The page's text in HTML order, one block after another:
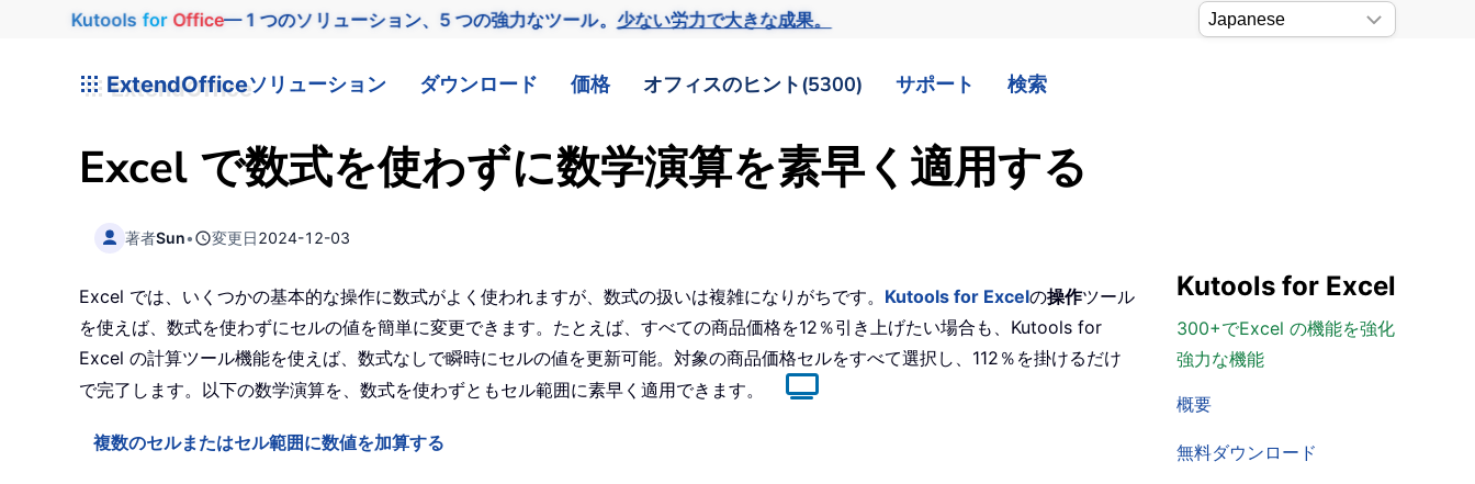
Kutools for Office— 1 つのソリューション、5 つの強力なツール。 少ない労力で大きな成果。
ExtendOfficeソリューション ダウンロード 価格 オフィスのヒント(5300) サポート 検索
Excel で数式を使わずに数学演算を素早く適用する
著者Sun• 変更日2024-12-03
Kutools for Excel
300+でExcel の機能を強化
強力な機能
概要
無料ダウンロード
Excel では、いくつかの基本的な操作に数式がよく使われますが、数式の扱いは複雑になりがちです。 Kutools for Excelの操作ツール
を使えば、数式を使わずにセルの値を簡単に変更できます。たとえば、すべての商品価格を12％引き上げたい場合も、Kutools for
Excel の計算ツール機能を使えば、数式なしで瞬時にセルの値を更新可能。対象の商品価格セルをすべて選択し、112％を掛けるだけ
で完了します。以下の数学演算を、数式を使わずともセル範囲に素早く適用できます。
複数のセルまたはセル範囲に数値を加算する